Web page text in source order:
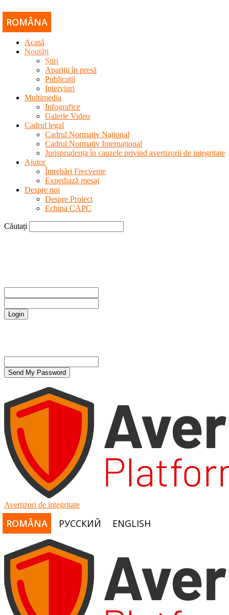
ROMÂNA
Acasă
Noutăți
Știri
Apariții în presă
Publicații
Interviuri
Multimedia
Infografice
Galerie Video
Cadrul legal
Cadrul Normativ Național
Cadrul Normativ Internațional
Jurisprudența în cauzele privind avertizorii de integritate
Ajutor
Întrebări Frecvente
Expediază mesaj
Despre noi
Despre Proiect
Echipa CAPC
Căutați
Avertizori de integritate
ROMÂNA РУССКИЙ ENGLISH